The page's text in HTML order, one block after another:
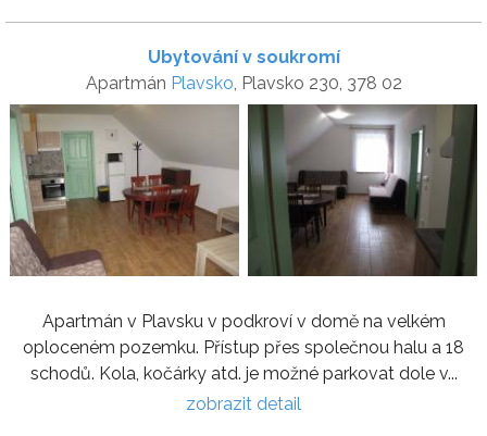
Ubytování v soukromí
Apartmán Plavsko, Plavsko 230, 378 02
Apartmán v Plavsku v podkroví v domě na velkém
oploceném pozemku. Přístup přes společnou halu a 18
schodů. Kola, kočárky atd. je možné parkovat dole v...
zobrazit detail